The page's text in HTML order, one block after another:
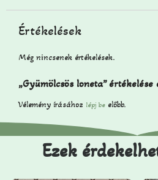
Értékelések
Még nincsenek értékelések.
„Gyümölcsös loneta” értékelése
Vélemény írásához lépj be előbb.
Ezek